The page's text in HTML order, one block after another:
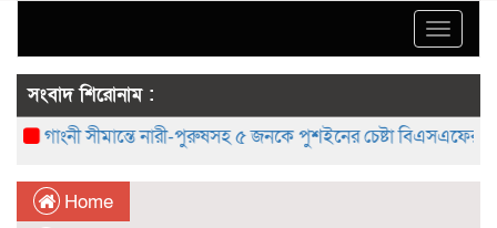
Toggle
সংবাদ শিরোনাম :
গাংনী সীমান্তে নারী-পুরুষসহ ৫ জনকে পুশইনের চেষ্টা বিএসএফের,
Home